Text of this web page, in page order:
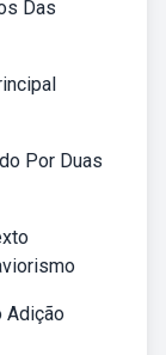
Das
Por Duas
Adição